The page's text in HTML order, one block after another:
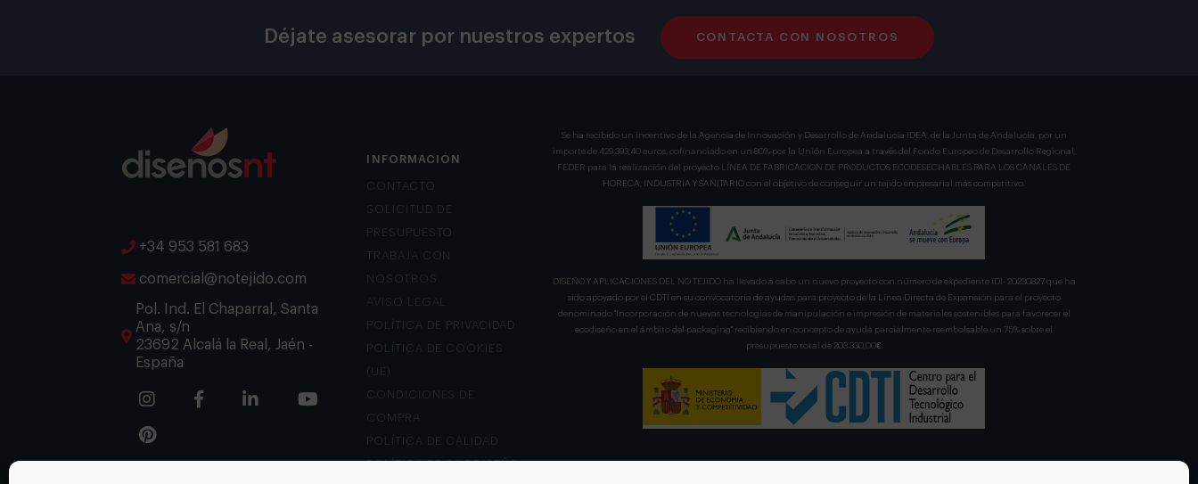
Déjate asesorar por nuestros expertos CONTACTA CON NOSOTROS
+34 953 581 683
comercial@notejido.com
Pol. Ind. El Chaparral, Santa
Ana, s/n
23692 Alcalá la Real, Jaén -
España
INFORMACIÓN
CONTACTO
SOLICITUD DE
TRABAJA CON
AVISO LEGAL
POLÍTICA DE PRIVACIDAD
POLÍTICA DE COOKIES
CONDICIONES DE
COMPRA
POLÍTICA DE CALIDAD
POLÍTICA DE ECODISEÑO
Se ha recibido un incentivo de la Agencia de Innovación y Desarrollo de Andalucía IDEA, de la Junta de Andalucía, por un
importe de 429.393,40 euros, cofinanciado en un 80% por la Unión Europea a través del Fondo Europeo de Desarrollo Regional,
FEDER para la realización del proyecto LÍNEA DE FABRICACION DE PRODUCTOS ECODESECHABLES PARA LOS CANALES DE
HORECA, INDUSTRIA Y SANITARIO con el objetivo de conseguir un tejido empresarial más competitivo.
DISEÑO Y APLICACIONES DEL NO TEJIDO ha llevado a cabo un nuevo proyecto con número de expediente IDI- 20230827 que ha
sido apoyado por el CDTI en su convocatoria de ayudas para proyecto de la Línea Directa de Expansión para el proyecto
denominado "Incorporación de nuevas tecnologías de manipulación e impresión de materiales sostenibles para favorecer el
ecodiseño en el ámbito del packaging" recibiendo en concepto de ayuda parcialmente reembolsable un 75% sobre el
presupuesto total de 203.330,00€.